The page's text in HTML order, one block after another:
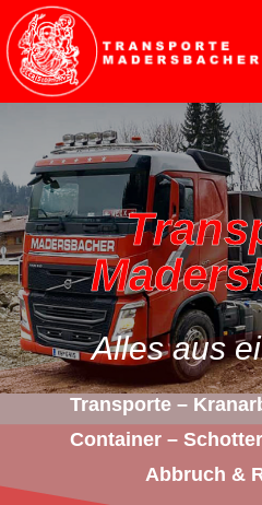
Alles aus
Transporte –
Container –
Abbruch &